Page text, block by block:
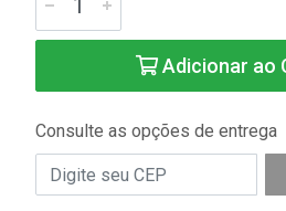
Adicionar ao
Consulte as opções de entrega